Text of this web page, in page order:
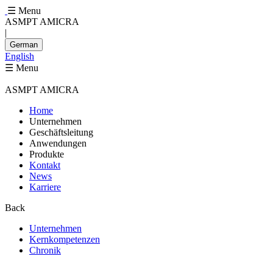
☰ Menu
ASMPT AMICRA
|
German
English
☰ Menu
ASMPT AMICRA
Home
Unternehmen
Geschäftsleitung
Anwendungen
Produkte
Kontakt
News
Karriere
Back
Unternehmen
Kernkompetenzen
Chronik